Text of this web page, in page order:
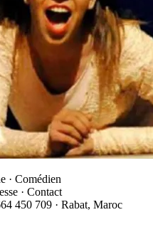
· Comédien
· Contact
450 709 · Rabat, Maroc